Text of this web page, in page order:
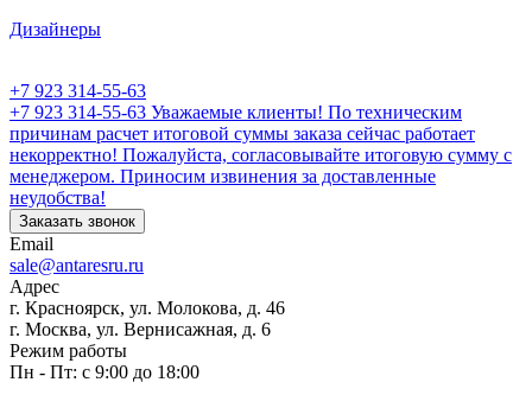
Дизайнеры
+7 923 314-55-63
+7 923 314-55-63 Уважаемые клиенты! По техническим
причинам расчет итоговой суммы заказа сейчас работает
некорректно! Пожалуйста, согласовывайте итоговую сумму с
менеджером. Приносим извинения за доставленные
неудобства!
Заказать звонок
Email
sale@antaresru.ru
Адрес
г. Красноярск, ул. Молокова, д. 46
г. Москва, ул. Вернисажная, д. 6
Режим работы
Пн - Пт: с 9:00 до 18:00